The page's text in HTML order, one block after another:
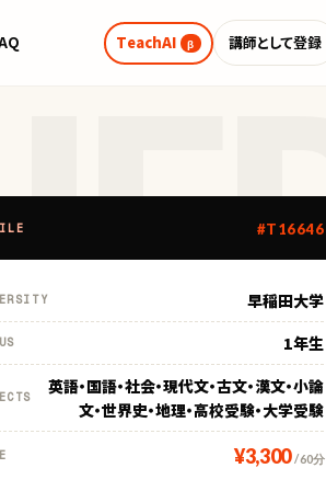
TeachAI β 講師として登録
#T16646
早稲田大学
1年生
英語・国語・社会・現代文・古文・漢文・小論
文・世界史・地理・高校受験・大学受験
¥3,300 / 60分